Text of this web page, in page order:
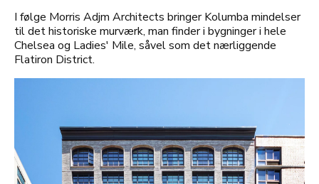
I følge Morris Adjm Architects bringer Kolumba mindelser
til det historiske murværk, man finder i bygninger i hele
Chelsea og Ladies' Mile, såvel som det nærliggende
Flatiron District.